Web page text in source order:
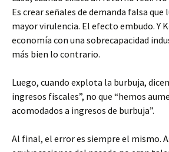
Es crear señales de demanda falsa
mayor virulencia. El efecto embudo. Y
economía con una sobrecapacidad
más bien lo contrario.
Luego, cuando explota la burbuja,
ingresos fiscales”, no que “hemos
acomodados a ingresos de burbuja”.
Al final, el error es siempre el mismo.